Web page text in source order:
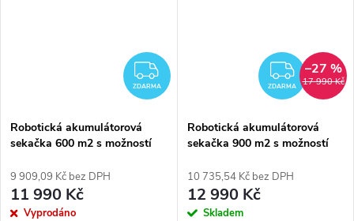
ZDARMA
ZDARMA
Robotická akumulátorová
sekačka 600 m2 s možností
Bluetooth RIWALL PRO RRM
650 APP
9 909,09 Kč bez DPH
11 990 Kč
Vyprodáno
ZDARMA 17 990 Kč
–27 %
Robotická akumulátorová
sekačka 900 m2 s možností
Bluetooth RIWALL PRO RRM
950 APP
10 735,54 Kč bez DPH
12 990 Kč
Skladem